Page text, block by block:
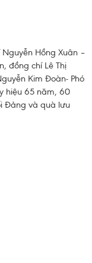
Hồng Xuân –
đồng chí Lê Thị
Kim Đoàn- Phó
hiệu 65 năm, 60
Đảng và quà lưu